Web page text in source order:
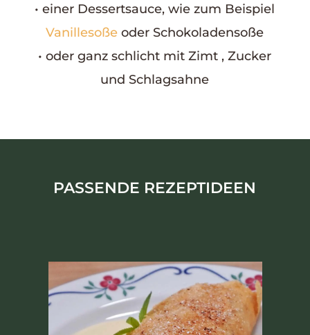
• einer Dessertsauce, wie zum Beispiel
Vanillesoße oder Schokoladensoße
• oder ganz schlicht mit Zimt , Zucker
und Schlagsahne
PASSENDE REZEPTIDEEN